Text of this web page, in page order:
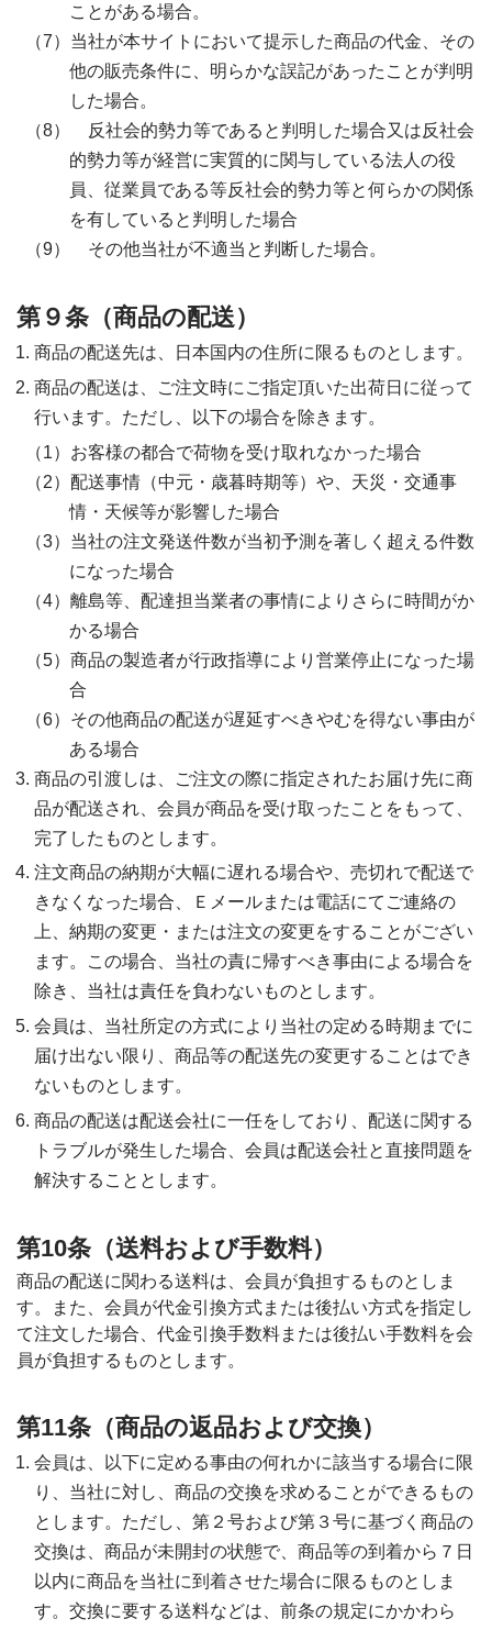
ことがある場合。
当社が本サイトにおいて提示した商品の代金、その
他の販売条件に、明らかな誤記があったことが判明
した場合。
反社会的勢力等であると判明した場合又は反社会
的勢力等が経営に実質的に関与している法人の役
員、従業員である等反社会的勢力等と何らかの関係
を有していると判明した場合
その他当社が不適当と判断した場合。
第９条（商品の配送）
商品の配送先は、日本国内の住所に限るものとします。
商品の配送は、ご注文時にご指定頂いた出荷日に従って
行います。ただし、以下の場合を除きます。
お客様の都合で荷物を受け取れなかった場合
配送事情（中元・歳暮時期等）や、天災・交通事
情・天候等が影響した場合
当社の注文発送件数が当初予測を著しく超える件数
になった場合
離島等、配達担当業者の事情によりさらに時間がか
かる場合
商品の製造者が行政指導により営業停止になった場
合
その他商品の配送が遅延すべきやむを得ない事由が
ある場合
商品の引渡しは、ご注文の際に指定されたお届け先に商
品が配送され、会員が商品を受け取ったことをもって、
完了したものとします。
注文商品の納期が大幅に遅れる場合や、売切れで配送で
きなくなった場合、Ｅメールまたは電話にてご連絡の
上、納期の変更・または注文の変更をすることがござい
ます。この場合、当社の責に帰すべき事由による場合を
除き、当社は責任を負わないものとします。
会員は、当社所定の方式により当社の定める時期までに
届け出ない限り、商品等の配送先の変更することはでき
ないものとします。
商品の配送は配送会社に一任をしており、配送に関する
トラブルが発生した場合、会員は配送会社と直接問題を
解決することとします。
第10条（送料および手数料）
商品の配送に関わる送料は、会員が負担するものとしま
す。また、会員が代金引換方式または後払い方式を指定し
て注文した場合、代金引換手数料または後払い手数料を会
員が負担するものとします。
第11条（商品の返品および交換）
会員は、以下に定める事由の何れかに該当する場合に限
り、当社に対し、商品の交換を求めることができるもの
とします。ただし、第２号および第３号に基づく商品の
交換は、商品が未開封の状態で、商品等の到着から７日
以内に商品を当社に到着させた場合に限るものとしま
す。交換に要する送料などは、前条の規定にかかわら